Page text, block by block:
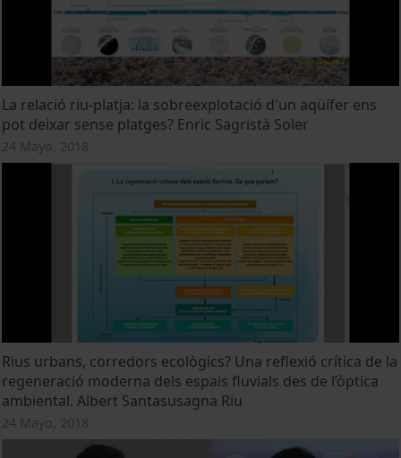
La relació riu-platja: la sobreexplotació d'un aqüífer ens
pot deixar sense platges? Enric Sagristà Soler
24 Mayo, 2018
Rius urbans, corredors ecològics? Una reflexió crítica de la
regeneració moderna dels espais fluvials des de l’òptica
ambiental. Albert Santasusagna Riu
24 Mayo, 2018